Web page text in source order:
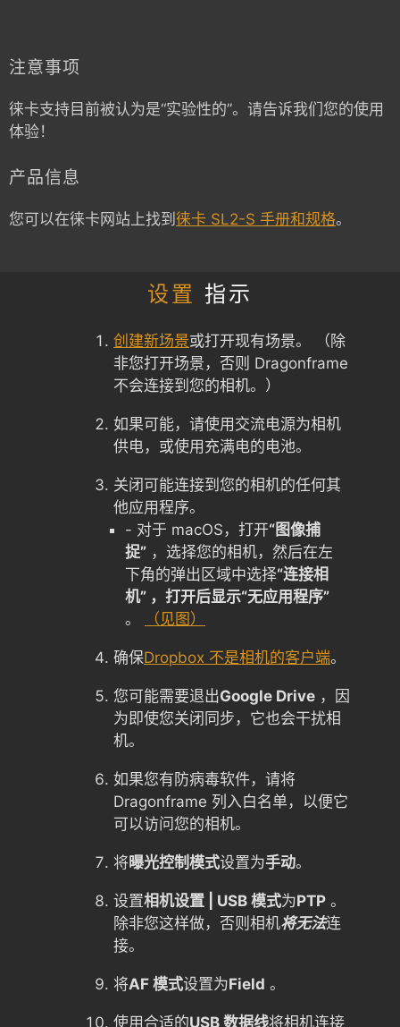
注意事项
徕卡支持目前被认为是“实验性的”。请告诉我们您的使用
体验！
产品信息
您可以在徕卡网站上找到 徕卡 SL2-S 手册和规格。
设置 指示
创建新场景或打开现有场景。 （除
非您打开场景，否则 Dragonframe
不会连接到您的相机。）
如果可能，请使用交流电源为相机
供电，或使用充满电的电池。
关闭可能连接到您的相机的任何其
他应用程序。
- 对于 macOS，打开“图像捕
捉” ，选择您的相机，然后在左
下角的弹出区域中选择“连接相
机” ，打开后显示“无应用程序”
。
（见图）
确保Dropbox 不是相机的客户端。
您可能需要退出Google Drive ，因
为即使您关闭同步，它也会干扰相
机。
如果您有防病毒软件，请将
Dragonframe 列入白名单，以便它
可以访问您的相机。
将曝光控制模式设置为手动。
设置相机设置 | USB 模式为PTP 。
除非您这样做，否则相机将无法连
接。
将AF 模式设置为Field 。
使用合适的USB 数据线将相机连接